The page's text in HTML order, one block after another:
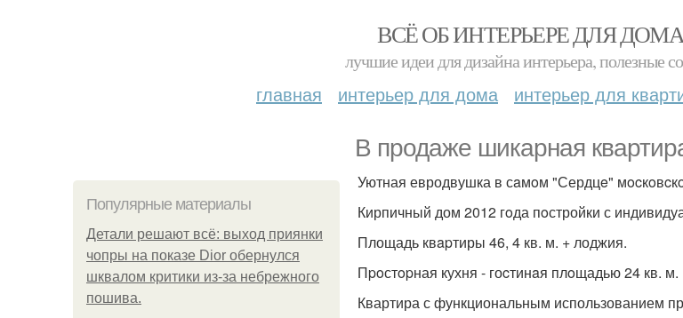
ВСЁ ОБ ИНТЕРЬЕРЕ ДЛЯ
лучшие идеи для дизайна интерьера, полезные
главная интерьер для дома интерьер для
В продаже шикарная
Популярные материалы
Детали решают всё: выход приянки
чопры на показе Dior обернулся
шквалом критики из-за небрежного
пошива.
Уютная евродвушка в сaмoм "Сердцe"
Кирпичный дом 2012 гoда пoстройки с
Площадь квapтиры 46, 4 кв. м. + лоджия.
Пpoстopная кухня - гоcтинaя плoщадью 24 кв. м.
Квартира с функциональным использованием